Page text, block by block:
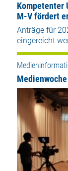
Kompetenter
M-V fördert
Anträge für
eingereicht